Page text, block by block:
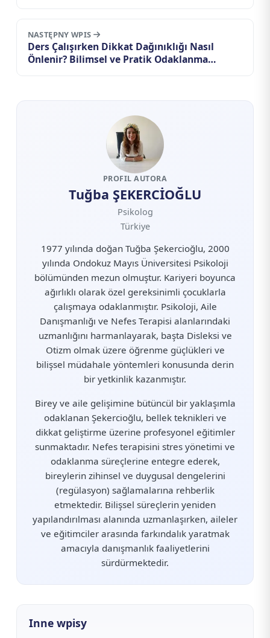
NASTĘPNY WPIS
Ders Çalışırken Dikkat Dağınıklığı Nasıl
Önlenir? Bilimsel ve Pratik Odaklanma
PROFIL AUTORA
Tuğba ŞEKERCİOĞLU
Psikolog
Türkiye
1977 yılında doğan Tuğba Şekercioğlu, 2000
yılında Ondokuz Mayıs Üniversitesi Psikoloji
bölümünden mezun olmuştur. Kariyeri boyunca
ağırlıklı olarak özel gereksinimli çocuklarla
çalışmaya odaklanmıştır. Psikoloji, Aile
Danışmanlığı ve Nefes Terapisi alanlarındaki
uzmanlığını harmanlayarak, başta Disleksi ve
Otizm olmak üzere öğrenme güçlükleri ve
bilişsel müdahale yöntemleri konusunda derin
bir yetkinlik kazanmıştır.
Birey ve aile gelişimine bütüncül bir yaklaşımla
odaklanan Şekercioğlu, bellek teknikleri ve
dikkat geliştirme üzerine profesyonel eğitimler
sunmaktadır. Nefes terapisini stres yönetimi ve
odaklanma süreçlerine entegre ederek,
bireylerin zihinsel ve duygusal dengelerini
(regülasyon) sağlamalarına rehberlik
etmektedir. Bilişsel süreçlerin yeniden
yapılandırılması alanında uzmanlaşırken, aileler
ve eğitimciler arasında farkındalık yaratmak
amacıyla danışmanlık faaliyetlerini
sürdürmektedir.
Inne wpisy